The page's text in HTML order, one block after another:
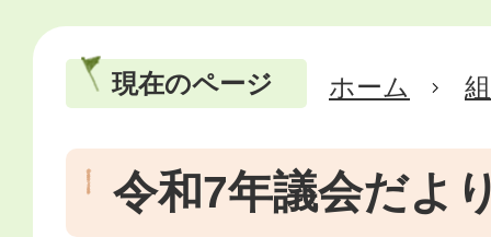
現在のページ ホーム
令和7年議会だよ